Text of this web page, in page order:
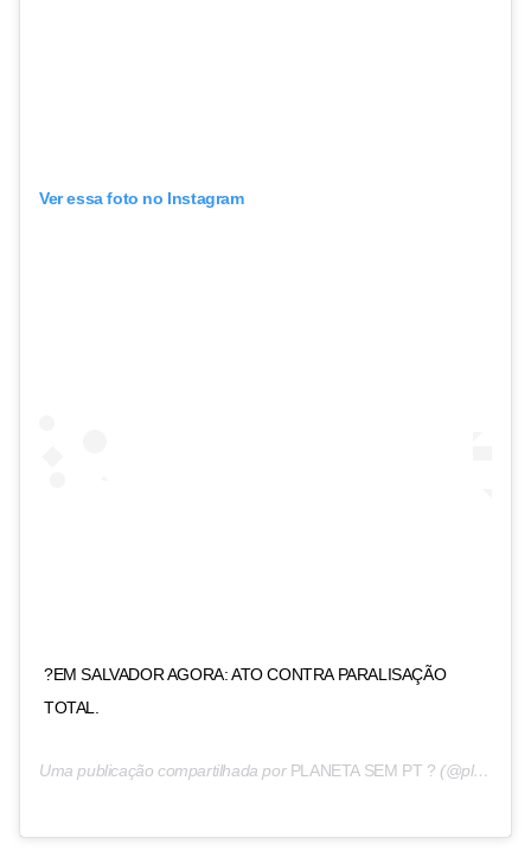
Ver essa foto no Instagram
?EM SALVADOR AGORA: ATO CONTRA PARALISAÇÃO
TOTAL.
Uma publicação compartilhada por PLANETA SEM PT ? (@planetasempt) em